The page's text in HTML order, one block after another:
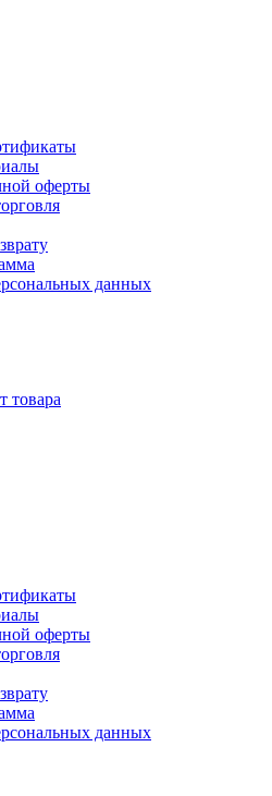
оферты
данных
товара
оферты
данных